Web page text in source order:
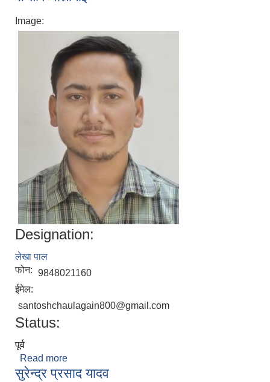
Image:
Designation:
लेखा पाल
फोन: 9848021160
ईमेल:
santoshchaulagain800@gmail.com
Status:
पूर्व
Read more
सुरेन्द्र प्रसाद यादव